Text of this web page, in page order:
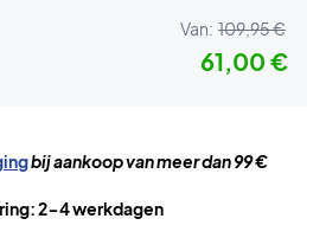
Van: 109,95 €
61,00 €
bij aankoop van meer dan 99 €
2-4 werkdagen